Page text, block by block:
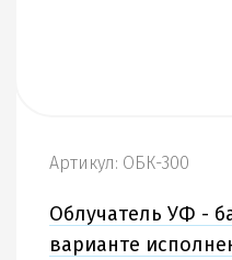
Артикул: ОБК-300
Облучатель УФ -
варианте